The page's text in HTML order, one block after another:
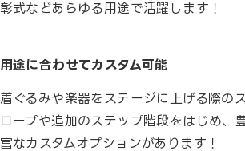
彰式などあらゆる用途で活躍します！
用途に合わせてカスタム可能
着ぐるみや楽器をステージに上げる際の
ロープや追加のステップ階段をはじめ、
富なカスタムオプションがあります！